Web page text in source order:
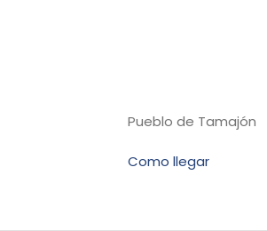
Pueblo de Tamajón
Como llegar